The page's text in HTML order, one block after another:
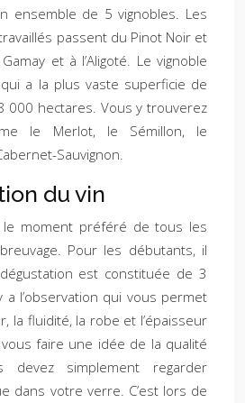
ensemble de 5 vignobles. Les
passent du Pinot Noir et
et à l’Aligoté. Le vignoble
a la plus vaste superficie de
000 hectares. Vous y trouverez
le Merlot, le Sémillon, le
Sauvignon.
du vin
le moment préféré de tous les
Pour les débutants, il
est constituée de 3
a l’observation qui vous permet
la fluidité, la robe et l’épaisseur
faire une idée de la qualité
devez simplement regarder
dans votre verre. C’est lors de